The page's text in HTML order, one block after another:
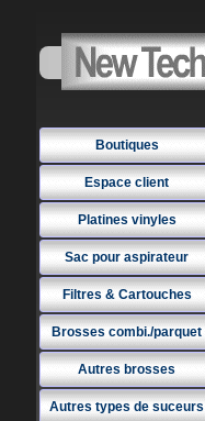
Boutiques
Espace client
Platines vinyles
Sac pour aspirateur
Filtres & Cartouches
Brosses combi./parquet
Autres brosses
Autres types de suceurs